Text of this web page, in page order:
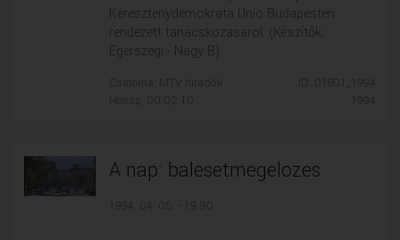
Keresztenydemokrata Unio Budapesten
rendezett tanacskozasarol. (Készítők:
Egerszegi - Nagy B)
Csatorna: MTV híradók
Hossz: 00:02:10
ID: 01801_1994
1994
A nap: balesetmegelozes
1994. 04. 05. - 19:30